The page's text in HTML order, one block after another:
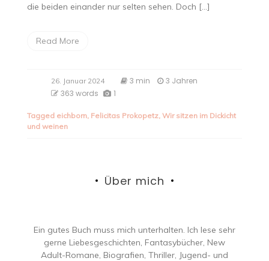
die beiden einander nur selten sehen. Doch […]
Read More
26. Januar 2024 3 min
3 Jahren
363 words
1
Tagged eichborn, Felicitas Prokopetz, Wir sitzen im Dickicht
und weinen
Über mich
Ein gutes Buch muss mich unterhalten. Ich lese sehr
gerne Liebesgeschichten, Fantasybücher, New
Adult-Romane, Biografien, Thriller, Jugend- und